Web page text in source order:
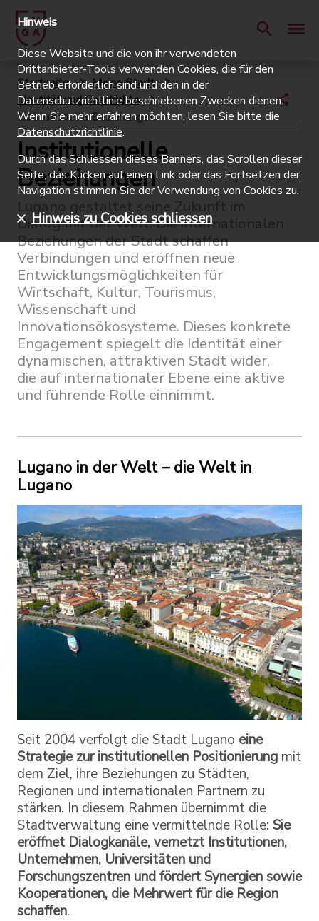
Startseite
Meine Stadt
Identität und Geschichte
Institutionelle Beziehungen
Institutionelle
Beziehungen
Lugano gestaltet seine Zukunft im
Dialog mit der Welt. Die internationalen
Beziehungen der Stadt schaffen
Verbindungen und eröffnen neue
Entwicklungsmöglichkeiten für
Wirtschaft, Kultur, Tourismus,
Wissenschaft und
Innovationsökosysteme. Dieses konkrete
Engagement spiegelt die Identität einer
dynamischen, attraktiven Stadt wider,
die auf internationaler Ebene eine aktive
und führende Rolle einnimmt.
Lugano in der Welt – die Welt in
Lugano
Seit 2004 verfolgt die Stadt Lugano eine
Strategie zur institutionellen Positionierung mit
dem Ziel, ihre Beziehungen zu Städten,
Regionen und internationalen Partnern zu
stärken. In diesem Rahmen übernimmt die
Stadtverwaltung eine vermittelnde Rolle: Sie
eröffnet Dialogkanäle, vernetzt Institutionen,
Unternehmen, Universitäten und
Forschungszentren und fördert Synergien sowie
Kooperationen, die Mehrwert für die Region
schaffen.
Hinweis
Diese Website und die von ihr verwendeten
Drittanbieter-Tools verwenden Cookies, die für den
Betrieb erforderlich sind und den in der
Datenschutzrichtlinie beschriebenen Zwecken dienen.
Wenn Sie mehr erfahren möchten, lesen Sie bitte die
Datenschutzrichtlinie.
Durch das Schliessen dieses Banners, das Scrollen dieser
Seite, das Klicken auf einen Link oder das Fortsetzen der
Navigation stimmen Sie der Verwendung von Cookies zu.
Hinweis zu Cookies schliessen